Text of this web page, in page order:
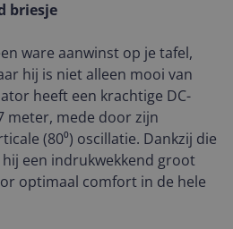
briesje
ware aanwinst op je tafel,
hij is niet alleen mooi van
heeft een krachtige DC-
meter, mede door zijn
(80⁰) oscillatie. Dankzij die
een indrukwekkend groot
optimaal comfort in de hele